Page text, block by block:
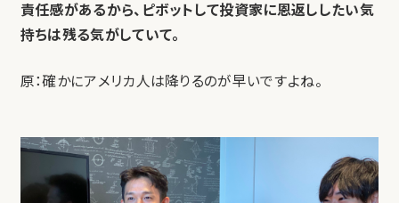
責任感があるから、ピボットして投資家に恩返ししたい気
持ちは残る気がしていて。
原：確かにアメリカ人は降りるのが早いですよね。